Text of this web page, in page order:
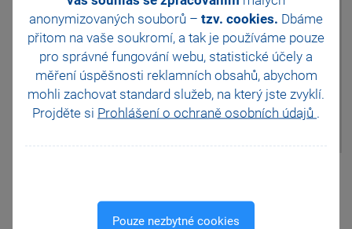
anonymizovaných souborů – tzv. cookies. Dbáme
přitom na vaše soukromí, a tak je používáme pouze
pro správné fungování webu, statistické účely a
měření úspěšnosti reklamních obsahů, abychom
mohli zachovat standard služeb, na který jste zvyklí.
Projděte si Prohlášení o ochraně osobních údajů .
Pouze nezbytné cookies
Legislativa od 1. 1. 2024
JMHZ v Pohodě a Pamice
Obecný internetový obchod
Účetnictví/Účtová osnova
zobrazit kontrolní tiskovou
sestavu Kontrola řádků výkazů,
která ověřuje, zda jsou k
jednotlivým účtům přiřazeny
správné řádky výkazů a řádky
výkazů opravit dle
doporučených řádků na této